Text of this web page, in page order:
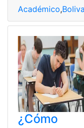
Académico,
¿Cómo